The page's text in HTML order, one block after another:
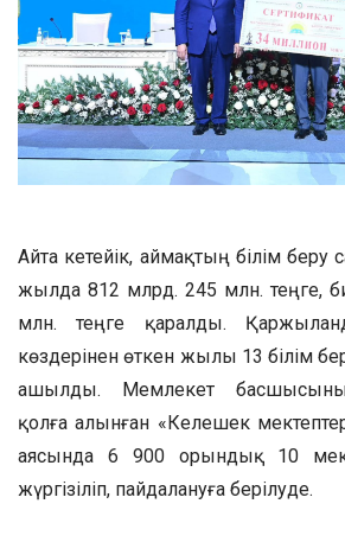
Айта кетейік, аймақтың білім
жылда 812 млрд. 245 млн. теңге,
млн. теңге қаралды.
көздерінен өткен жылы 13 білім
ашылды. Мемлекет
қолға алынған «Келешек
аясында 6 900 орындық 10
жүргізіліп, пайдалануға берілуде.